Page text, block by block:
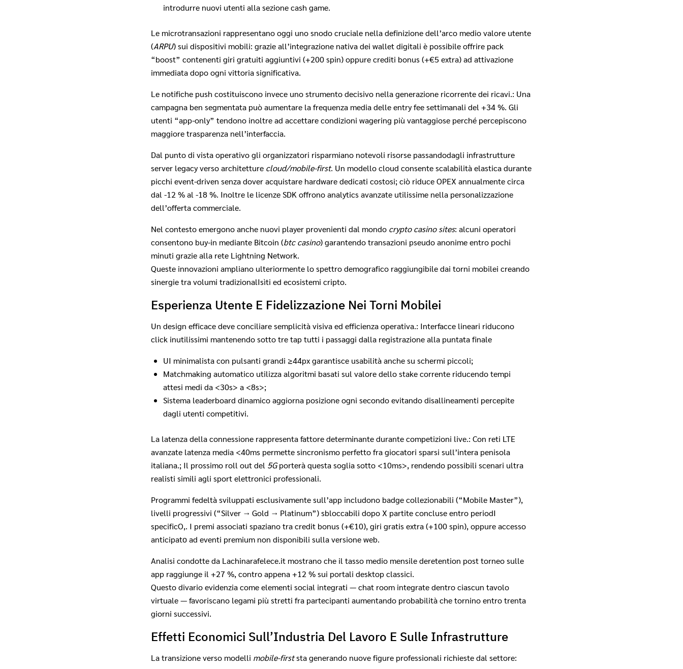
introdurre nuovi utenti alla sezione cash game.
Le microtransazioni rappresentano oggi uno snodo cruciale nella definizione dell’arco medio valore utente
(ARPU) sui dispositivi mobili: grazie all’integrazione nativa dei wallet digitali è possibile offrire pack
“boost” contenenti giri gratuiti aggiuntivi (+200 spin) oppure crediti bonus (+€5 extra) ad attivazione
immediata dopo ogni vittoria significativa.
Le notifiche push costituiscono invece uno strumento decisivo nella generazione ricorrente dei ricavi.: Una
campagna ben segmentata può aumentare la frequenza media delle entry fee settimanali del +34 %. Gli
utenti “app‐only” tendono inoltre ad accettare condizioni wagering più vantaggiose perché percepiscono
maggiore trasparenza nell’interfaccia.
Dal punto di vista operativo gli organizzatori risparmiano notevoli risorse passandodagli infrastrutture
server legacy verso architetture cloud/mobile-first. Un modello cloud consente scalabilità elastica durante
picchi event‐driven senza dover acquistare hardware dedicati costosi; ciò riduce OPEX annualmente circa
dal ‑12 % al ‑18 %. Inoltre le licenze SDK offrono analytics avanzate utilissime nella personalizzazione
dell’offerta commerciale.
Nel contesto emergono anche nuovi player provenienti dal mondo crypto casino sites: alcuni operatori
consentono buy-in mediante Bitcoin (btc casino) garantendo transazioni pseudo anonime entro pochi
minuti grazie alla rete Lightning Network.
Queste innovazioni ampliano ulteriormente lo spettro demografico raggiungibile dai torni mobil­ei creando
sinergie tra volumi tradizional​I​sì​​ti​​​ ​ed ecosistemi cripto​.
Esperienza Utente E Fidelizzazione Nei Torni Mobil­ei
Un design efficace deve conciliare semplicità visiva ed efficienza operativa.: Interfacce lineari riducono
click inutilissimi mantenendo sotto tre tap tutti i passaggi dalla registrazione alla puntata finale
UI minimalista con pulsanti grandi ≥44px garantisce usabilità anche su schermi piccoli;
Matchmaking automatico utilizza algoritmi basati sul valore dello stake corrente riducendo tempi
attesi medi da <30s> a <8s>;
Sistema leaderboard dinamico aggiorna posizione ogni secondo evitando disallineamenti percepite
dagli utenti competitivi.
La latenza della connessione rappresenta fattore determinante durante competizioni live.: Con reti LTE
avanzate latenza media <40ms permette sincronismo perfetto fra giocatori sparsi sull’intera penisola
italiana.; Il prossimo roll out del 5Gporterà questa soglia sotto <10ms>, rendendo possibili scenari ultra
realisti simili agli sport elettronici professionali.
Programmi fedeltà sviluppati esclusivamente sull’app includono badge collezionabili (“Mobile Master”),
livelli progressivi (“Silver → Gold → Platinum”) sbloccabili dopo X partite concluse entro periodI
specificO,. I premi associati spaziano tra credit bonus (+€10), giri gratis extra (+100 spin), oppure accesso
anticipatо ad eventi premium non disponibili sulla versione web.
Analisi condotte da Lachinarafelece.it mostrano che il tasso medio mensile de​r​etention post torneo sulle
app raggiunge il +27 %, contro appena +12 % sui portali desktop classici.
Questo divario evidenzia come elementi social integrati — chat room integrate dentro ciascun tavolo
virtuale — favoriscano legami più stretti fra partecipanti aumentando probabilità che tornino entro trenta
giorni successivi.
Effetti Economici Sull’Industria Del Lavoro E Sulle Infrastrutture
La transizione verso modelli mobile-firststa generando nuove figure professionali richieste dal settore: